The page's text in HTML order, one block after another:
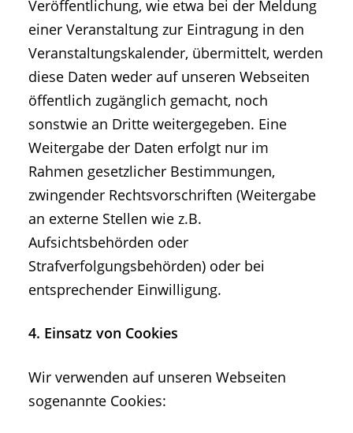
Veröffentlichung, wie etwa bei der Meldung
einer Veranstaltung zur Eintragung in den
Veranstaltungskalender, übermittelt, werden
diese Daten weder auf unseren Webseiten
öffentlich zugänglich gemacht, noch
sonstwie an Dritte weitergegeben. Eine
Weitergabe der Daten erfolgt nur im
Rahmen gesetzlicher Bestimmungen,
zwingender Rechtsvorschriften (Weitergabe
an externe Stellen wie z.B.
Aufsichtsbehörden oder
Strafverfolgungsbehörden) oder bei
entsprechender Einwilligung.
4. Einsatz von Cookies
Wir verwenden auf unseren Webseiten
sogenannte Cookies: